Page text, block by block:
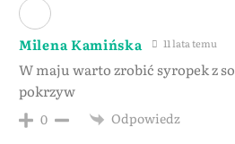
Milena Kamińska 11 lata temu
W maju warto zrobić syropek z
pokrzyw
0 Odpowiedz